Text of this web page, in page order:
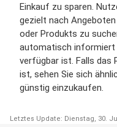
Einkauf zu sparen.
gezielt nach
oder Produkts zu
automatisch informiert
verfügbar ist. Falls das
ist, sehen Sie sich
günstig einzukaufen.
Letztes Update: Dienstag, 30.